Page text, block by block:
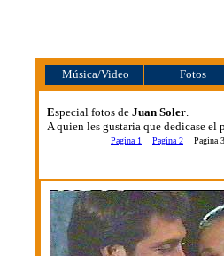
Música/Video Fotos
Especial fotos de Juan Soler.
A quien les gustaria que dedicase el
Pagina 1 Pagina 2 Pagina